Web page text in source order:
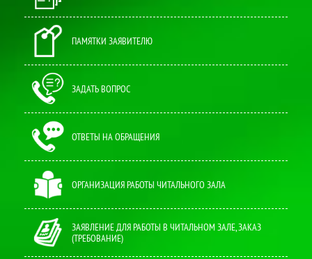
ПАМЯТКИ ЗАЯВИТЕЛЮ
ЗАДАТЬ ВОПРОС
ОТВЕТЫ НА ОБРАЩЕНИЯ
ОРГАНИЗАЦИЯ РАБОТЫ ЧИТАЛЬНОГО ЗАЛА
ЗАЯВЛЕНИЕ ДЛЯ РАБОТЫ В ЧИТАЛЬНОМ ЗАЛЕ, ЗАКАЗ
(ТРЕБОВАНИЕ)